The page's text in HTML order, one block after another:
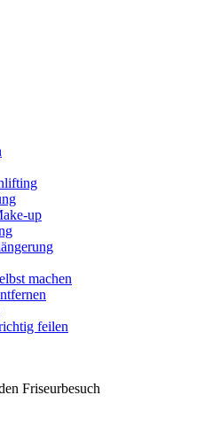
up
machen
feilen
Friseurbesuch